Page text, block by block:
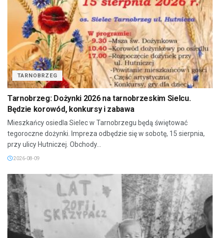
TARNOBRZEG
Tarnobrzeg: Dożynki 2026 na tarnobrzeskim Sielcu.
Będzie korowód, konkursy i zabawa
Mieszkańcy osiedla Sielec w Tarnobrzegu będą świętować
tegoroczne dożynki. Impreza odbędzie się w sobotę, 15 sierpnia,
przy ulicy Hutniczej. Obchody...
2026-08-09